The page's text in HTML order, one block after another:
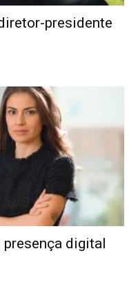
presidente
digital